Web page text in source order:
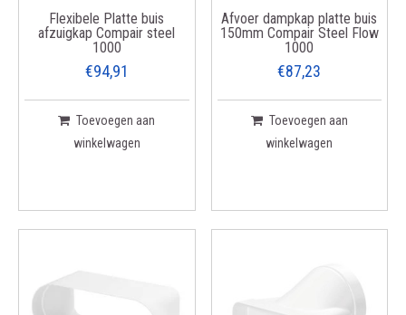
Flexibele Platte buis
afzuigkap Compair steel
1000
€94,91
Toevoegen aan
winkelwagen
Afvoer dampkap platte buis
150mm Compair Steel Flow
1000
€87,23
Toevoegen aan
winkelwagen